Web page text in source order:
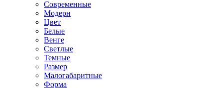
Современные
Модерн
Цвет
Белые
Венге
Светлые
Темные
Размер
Малогабаритные
Форма